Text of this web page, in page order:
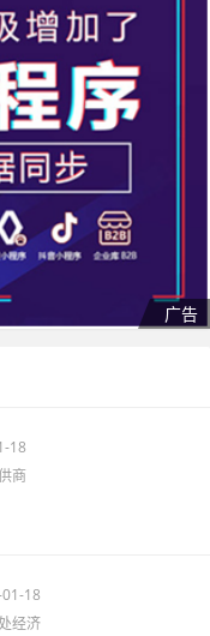
18
商
18
经济